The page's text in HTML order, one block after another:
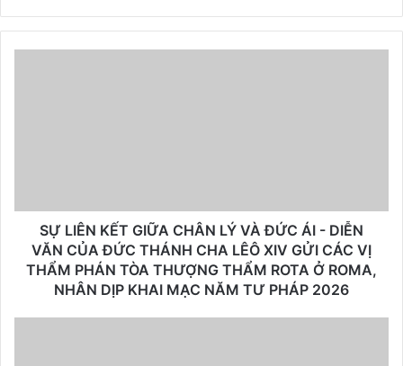
SỰ LIÊN KẾT GIỮA CHÂN LÝ VÀ ĐỨC ÁI - DIỄN
VĂN CỦA ĐỨC THÁNH CHA LÊÔ XIV GỬI CÁC VỊ
THẨM PHÁN TÒA THƯỢNG THẨM ROTA Ở ROMA,
NHÂN DỊP KHAI MẠC NĂM TƯ PHÁP 2026